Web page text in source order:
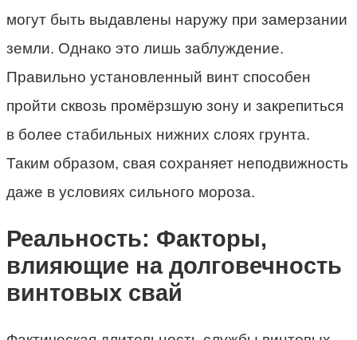
могут быть выдавлены наружу при замерзании
земли. Однако это лишь заблуждение.
Правильно установленный винт способен
пройти сквозь промёрзшую зону и закрепиться
в более стабильных нижних слоях грунта.
Таким образом, свая сохраняет неподвижность
даже в условиях сильного мороза.
Реальность: Факторы,
влияющие на долговечность
винтовых свай